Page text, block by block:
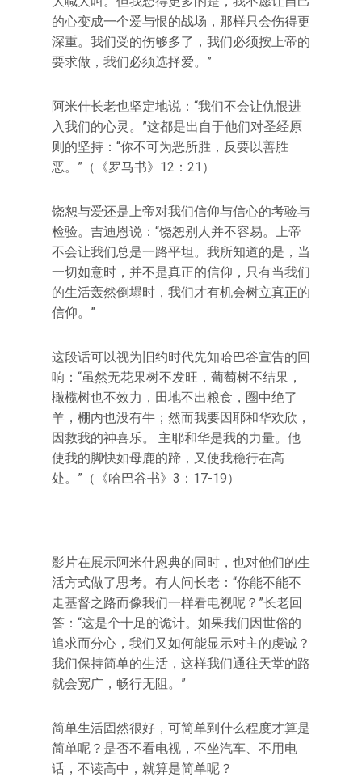
的心变成一个爱与恨的战场，那样只会伤得更
深重。我们受的伤够多了，我们必须按上帝的
要求做，我们必须选择爱。”
阿米什长老也坚定地说：“我们不会让仇恨进
入我们的心灵。”这都是出自于他们对圣经原
则的坚持：“你不可为恶所胜，反要以善胜
恶。”（《罗马书》12：21）
饶恕与爱还是上帝对我们信仰与信心的考验与
检验。吉迪恩说：“饶恕别人并不容易。上帝
不会让我们总是一路平坦。我所知道的是，当
一切如意时，并不是真正的信仰，只有当我们
的生活轰然倒塌时，我们才有机会树立真正的
信仰。”
这段话可以视为旧约时代先知哈巴谷宣告的回
响：“虽然无花果树不发旺，葡萄树不结果，
橄榄树也不效力，田地不出粮食，圈中绝了
羊，棚内也没有牛；然而我要因耶和华欢欣，
因救我的神喜乐。 主耶和华是我的力量。他
使我的脚快如母鹿的蹄，又使我稳行在高
处。”（《哈巴谷书》3：17-19）
影片在展示阿米什恩典的同时，也对他们的生
活方式做了思考。有人问长老：“你能不能不
走基督之路而像我们一样看电视呢？”长老回
答：“这是个十足的诡计。如果我们因世俗的
追求而分心，我们又如何能显示对主的虔诚？
我们保持简单的生活，这样我们通往天堂的路
就会宽广，畅行无阻。”
简单生活固然很好，可简单到什么程度才算是
简单呢？是否不看电视，不坐汽车、不用电
话，不读高中，就算是简单呢？